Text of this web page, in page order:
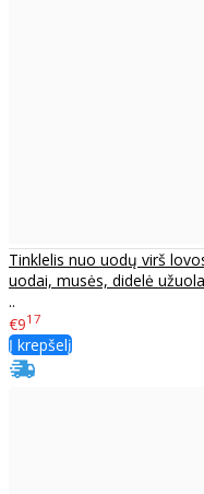
Tinklelis nuo uodų virš
uodai, musės, didelė
..
€917
Į krepšelį